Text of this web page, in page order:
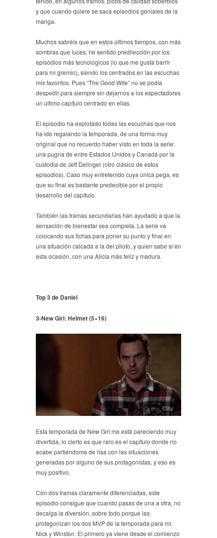
y que cuando quiere se saca episodios geniales de la
manga.
Muchos sabréis que en estos últimos tiempos, con más
sombras que luces, he sentido predilección por los
episodios más tecnologicos (lo que me gusta barrir
para mi gremio), siendo los centrados en las escuchas
mis favoritos. Pues “The Good Wife” no se podía
despedir para siempre sin dejarnos a los espectadores
un último capítulo centrado en ellas.
El episodio ha explotado todas las escuchas que nos
ha ido regalando la temporada, de una forma muy
original que no recuerdo haber visto en toda la serie:
una pugna de entre Estados Unidos y Canadá por la
custodia de Jeff Delinger (otro clásico de estos
episodios). Caso muy entretenido cuya única pega, es
que su final es bastante predecible por el propio
desarrollo del capítulo.
También las tramas secundarias han ayudado a que la
sensación de bienestar sea completa. La serie va
colocando sus fichas para poner su punto y final en
una situación calcada a la del piloto, y quien sabe si en
esta ocasión, con una Alicia más feliz y madura.
Top 3 de Daniel
3-New Girl: Helmet (5×16)
Esta temporada de New Girl me está pareciendo muy
divertida, lo cierto es que raro es el capítulo donde no
acabe partiéndome de risa con las situaciones
generadas por alguno de sus protagonistas, y eso es
muy positivo.
Con dos tramas claramente diferenciadas, este
episodio consigue que cuando pasas de una a otra, no
decaiga la diversión, sobre todo porque las
protagonizan los dos MVP de la temporada para mí,
Nick y Winston. El primero ya viene desde el comienzo